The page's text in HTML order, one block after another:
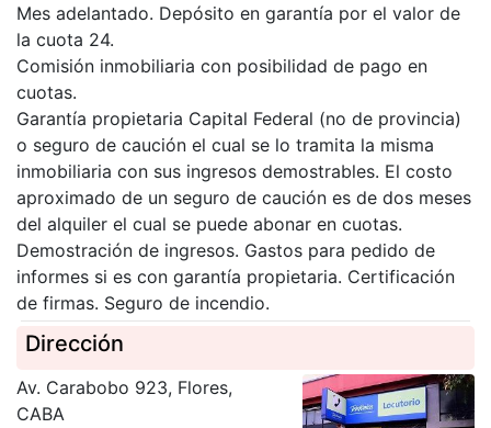
Mes adelantado. Depósito en garantía por el valor de
la cuota 24.
Comisión inmobiliaria con posibilidad de pago en
cuotas.
Garantía propietaria Capital Federal (no de provincia)
o seguro de caución el cual se lo tramita la misma
inmobiliaria con sus ingresos demostrables. El costo
aproximado de un seguro de caución es de dos meses
del alquiler el cual se puede abonar en cuotas.
Demostración de ingresos. Gastos para pedido de
informes si es con garantía propietaria. Certificación
de firmas. Seguro de incendio.
Dirección
Av. Carabobo 923, Flores,
CABA